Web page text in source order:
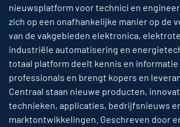
nieuwsplatform voor technici en
zich op een onafhankelijke manier op de
van de vakgebieden elektronica,
industriële automatisering en
totaal platform deelt kennis en informatie
professionals en brengt kopers en
Centraal staan nieuwe producten,
technieken, applicaties, bedrijfsnieuws
marktontwikkelingen. Geschreven door